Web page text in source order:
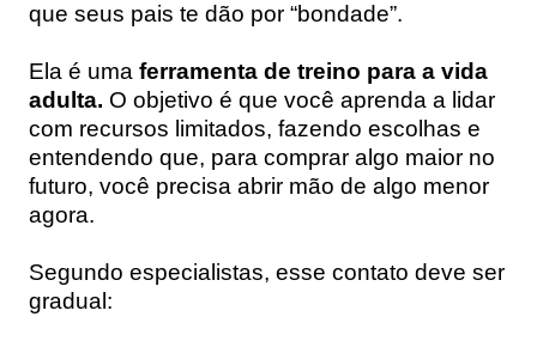
que seus pais te dão por “bondade”.
Ela é uma ferramenta de treino para a vida
adulta. O objetivo é que você aprenda a lidar
com recursos limitados, fazendo escolhas e
entendendo que, para comprar algo maior no
futuro, você precisa abrir mão de algo menor
agora.
Segundo especialistas, esse contato deve ser
gradual: